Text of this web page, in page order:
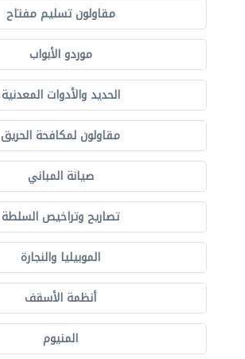
مقاولون تسليم مفتاح
موردو الأبواب
الحديد والأدوات المعدنية
مقاولون لمكافحة الحريق
صيانة المباني
تصاريح وتراخيص السلطة
الموبيليا والنجارة
أنظمة الأسقف
المنيوم